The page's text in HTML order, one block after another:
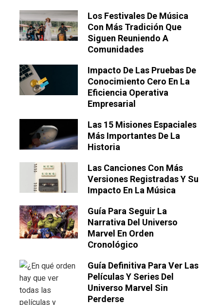
Los Festivales De Música
Con Más Tradición Que
Siguen Reuniendo A
Comunidades
Impacto De Las Pruebas De
Conocimiento Cero En La
Eficiencia Operativa
Empresarial
Las 15 Misiones Espaciales
Más Importantes De La
Historia
Las Canciones Con Más
Versiones Registradas Y Su
Impacto En La Música
Guía Para Seguir La
Narrativa Del Universo
Marvel En Orden
Cronológico
Guía Definitiva Para Ver Las
Películas Y Series Del
Universo Marvel Sin
Perderse